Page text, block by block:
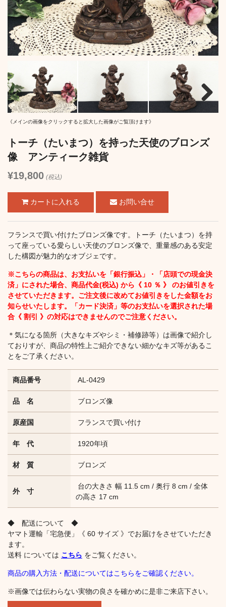
Next
Next
《メインの画像をクリックすると拡大した画像がご覧頂けます》
トーチ（たいまつ）を持った天使のブロンズ
像 アンティーク雑貨
¥19,800 (税込)
お問い合せ
フランスで買い付けたブロンズ像です。トーチ（たいまつ）を持
って座っている愛らしい天使のブロンズ像で、重量感のある安定
した構図が魅力的なオブジェです。
※こちらの商品は、お支払いを「銀行振込」・「店頭での現金決
済」にされた場合、商品代金(税込) から《 10 ％ 》 のお値引きを
させていただきます。ご注文後に改めてお値引きをした金額をお
知らせいたします。「カード決済」等のお支払いを選択された場
合《 割引 》の対応はできませんのでご注意ください。
＊気になる箇所（大きなキズやシミ・補修跡等）は画像で紹介し
ておりすが、商品の特性上ご紹介できない細かなキズ等があるこ
とをご了承ください。
商品番号 AL-0429
品 名 ブロンズ像
原産国 フランスで買い付け
年 代 1920年頃
材 質 ブロンズ
外 寸
台の大きさ 幅 11.5 cm / 奥行 8 cm / 全体
の高さ 17 cm
◆ 配送について ◆
ヤマト運輸「宅急便」《 60 サイズ 》でお届けをさせていただき
ます。
送料 については こちら をご覧ください。
商品の購入方法・配送についてはこちらをご確認ください。
※画像では伝わらない実物の良さを確かめに是非ご来店下さい。